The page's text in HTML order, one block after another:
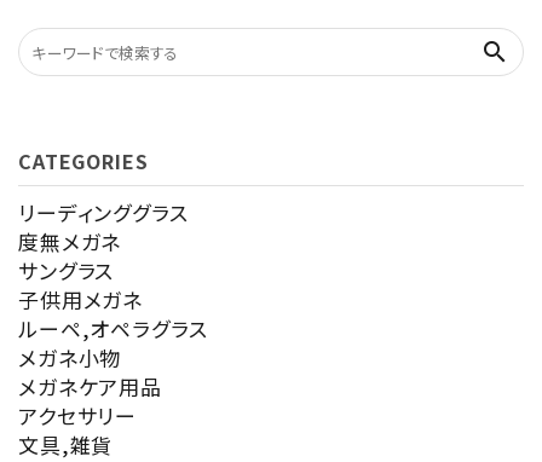
search
CATEGORIES
リーディンググラス
度無メガネ
サングラス
子供用メガネ
ルーペ,オペラグラス
メガネ小物
メガネケア用品
アクセサリー
文具,雑貨